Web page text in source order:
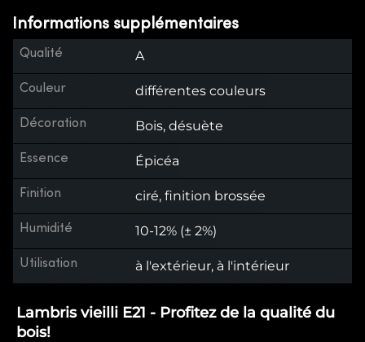
Informations supplémentaires
Qualité A
Couleur différentes couleurs
Décoration Bois, désuète
Essence Épicéa
Finition ciré, finition brossée
Humidité 10-12% (± 2%)
Utilisation à l'extérieur, à l'intérieur
Lambris vieilli E21 - Profitez de la qualité du
bois!